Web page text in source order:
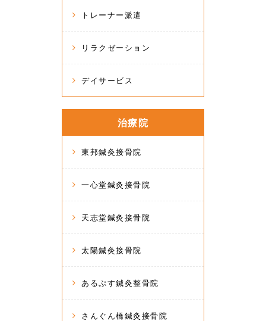
トレーナー派遣
リラクゼーション
デイサービス
治療院
東邦鍼灸接骨院
一心堂鍼灸接骨院
天志堂鍼灸接骨院
太陽鍼灸接骨院
あるぷす鍼灸整骨院
さんぐん橋鍼灸接骨院